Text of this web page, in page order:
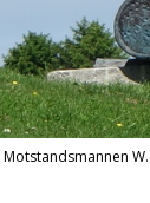
Motstandsmannen